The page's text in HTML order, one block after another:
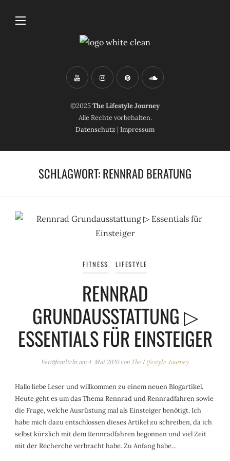
©2025The Lifestyle Journey
Alle Rechte vorbehalten.
Datenschutz | Impressum
SCHLAGWORT:RENNRAD BERATUNG
FITNESS LIFESTYLE
RENNRAD
GRUNDAUSSTATTUNG ▷
ESSENTIALS FÜR EINSTEIGER
Veröffentlicht am4. Mai 2020 von The Lifestyle Journey
Hallo liebe Leser und willkommen zu einem neuen Blogartikel.
Heute geht es um das Thema Rennrad und Rennradfahren sowie
die Frage, welche Ausrüstung mal als Einsteiger benötigt. Ich
habe mich dazu entschlossen dieses Artikel zu schreiben, da ich
selbst kürzlich mit dem Rennradfahren begonnen und viel Zeit
mit der Recherche verbracht habe. Zu Anfang habe…